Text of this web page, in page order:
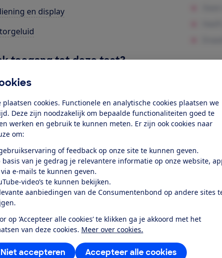
plaatsen cookies. Functionele en analytische cookies plaatsen we
Deze zijn noodzakelijk om bepaalde functionaliteiten goed te
werken en gebruik te kunnen meten. Er zijn ook cookies naar
om:
of feedback op onze site te kunnen geven.
basis van je gedrag je relevantere informatie op onze website,
e-mails te kunnen geven.
video’s te kunnen bekijken.
aanbiedingen van de Consumentenbond op andere sites
op ‘Accepteer alle cookies’ te klikken ga je akkoord met het
van deze cookies. Meer over cookies.
Accepteer alle cookies
Niet accepteren
en display
toegang tot deze test?
Al lid? Log in
je ver fietsen op een
kijken of de e-bike op rolletjes